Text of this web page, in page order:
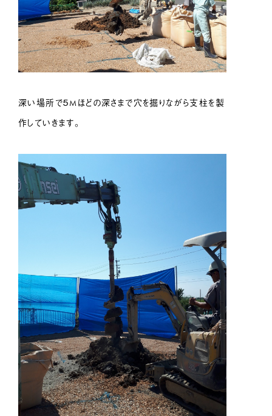
深い場所で５Mほどの深さまで穴を掘りながら支柱を製
作していきます。